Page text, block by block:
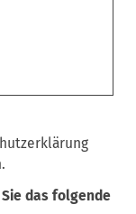
das folgende